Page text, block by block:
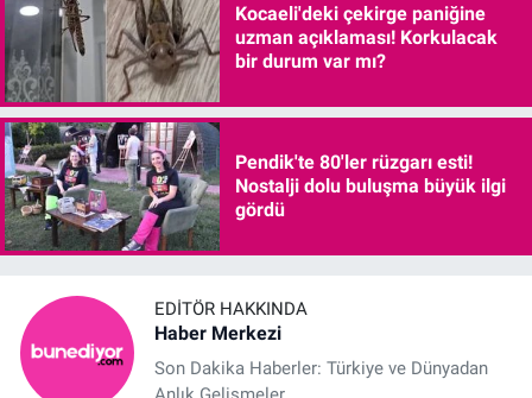
Kocaeli'deki çekirge paniğine
uzman açıklaması! Korkulacak
bir durum var mı?
Pendik'te 80'ler rüzgarı esti!
Nostalji dolu buluşma büyük ilgi
gördü
EDITÖR HAKKINDA
Haber Merkezi
Son Dakika Haberler: Türkiye ve Dünyadan